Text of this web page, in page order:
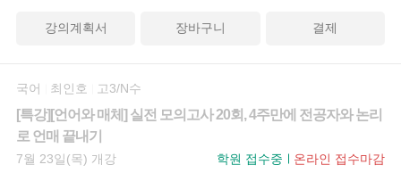
강의계획서 장바구니 결제
국어 최인호 고3/N수
[특강][언어와 매체] 실전 모의고사 20회, 4주만에 전공자와 논리
로 언매 끝내기
7월 23일(목) 개강 학원 접수중 온라인 접수마감